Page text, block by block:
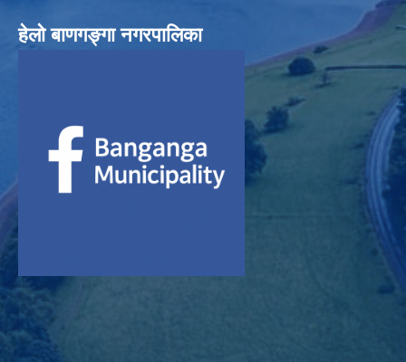
हेलाे बाणगङ्गा नगरपालिका